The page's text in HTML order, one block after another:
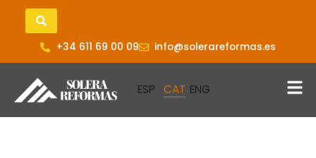
+34 611 69 00 09 info@solerareformas.es